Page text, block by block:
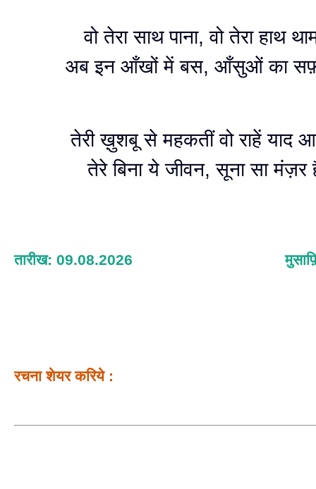
वो तेरा साथ पाना, वो तेरा हाथ
अब इन आँखों में बस, आँसुओं का
तेरी ख़ुशबू से महकतीं वो राहें याद
तेरे बिना ये जीवन, सूना सा मंज़र
तारीख: 09.08.2026
रचना शेयर करिये :